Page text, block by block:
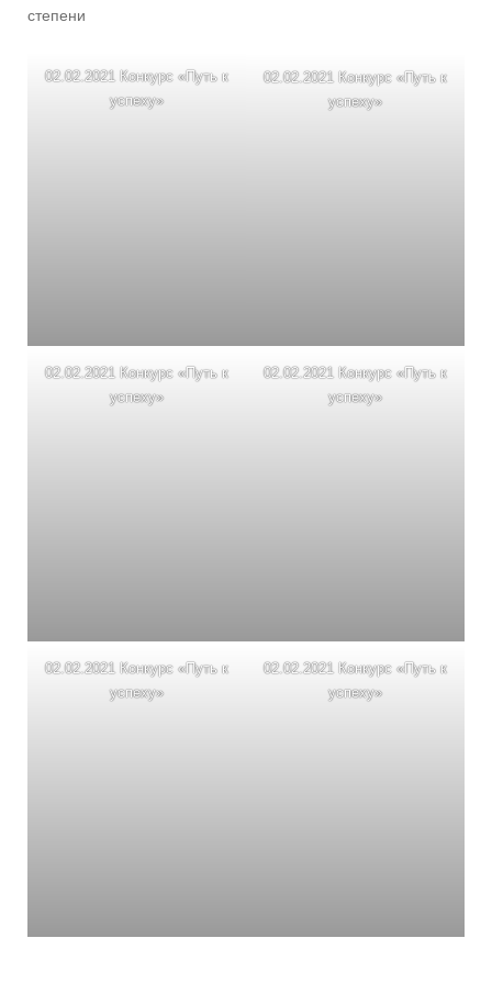
степени
02.02.2021 Конкурс «Путь к
успеху»
02.02.2021 Конкурс «Путь к
успеху»
02.02.2021 Конкурс «Путь к
успеху»
02.02.2021 Конкурс «Путь к
успеху»
02.02.2021 Конкурс «Путь к
успеху»
02.02.2021 Конкурс «Путь к
успеху»